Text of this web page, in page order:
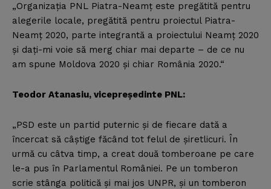
„Organizaţia PNL Piatra-Neamţ este pregătită pentru
alegerile locale, pregătită pentru proiectul Piatra-
Neamţ 2020, parte integrantă a proiectului Neamţ 2020
şi daţi-mi voie să merg chiar mai departe – de ce nu
am spune Moldova 2020 şi chiar România 2020.“
Teodor Atanasiu, vicepreşedinte PNL:
„PSD este un partid puternic şi de fiecare dată a
încercat să câştige făcând tot felul de şiretlicuri. În
urmă cu câtva timp, a creat două tomberoane pe care
le-a pus în Parlamentul României. Pe un tomberon
scrie stânga politică şi mai jos UNPR, şi un tomberon